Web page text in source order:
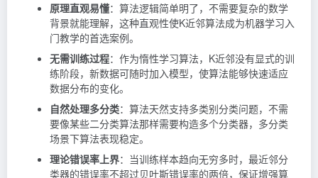
原理直观易懂：算法逻辑简单明了，不需要复杂的数学
背景就能理解，这种直观性使K近邻算法成为机器学习入
门教学的首选案例。
无需训练过程：作为惰性学习算法，K近邻没有显式的训
练阶段，新数据可随时加入模型，使算法能够快速适应
数据分布的变化。
自然处理多分类：算法天然支持多类别分类问题，不需
要像某些二分类算法那样需要构造多个分类器，多分类
场景下算法表现稳定。
理论错误率上界：当训练样本趋向无穷多时，最近邻分
类器的错误率不超过贝叶斯错误率的两倍，保证增强算